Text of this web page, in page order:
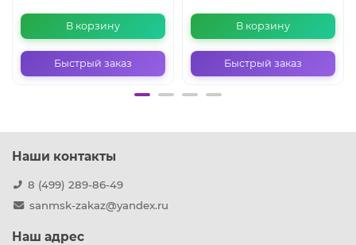
В корзину
Быстрый заказ
В корзину
Быстрый заказ
Наши контакты
8 (499) 289-86-49
sanmsk-zakaz@yandex.ru
Наш адрес